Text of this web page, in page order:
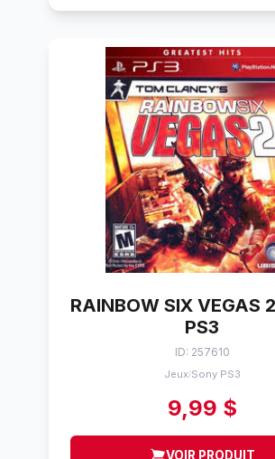
RAINBOW SIX VEGAS
PS3
ID: 257610
Jeux/Sony PS3
9,99 $
VOIR PRODUIT